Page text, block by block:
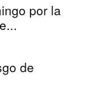
por la
de